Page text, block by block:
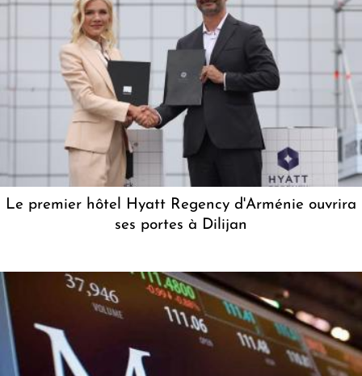
Le premier hôtel Hyatt Regency d'Arménie ouvrira
ses portes à Dilijan